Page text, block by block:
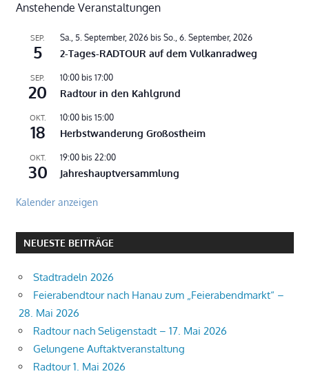
Anstehende Veranstaltungen
SEP.
5
Sa., 5. September, 2026bis So., 6. September, 2026
2-Tages-RADTOUR auf dem Vulkanradweg
SEP.
20
10:00bis 17:00
Radtour in den Kahlgrund
OKT.
18
10:00bis 15:00
Herbstwanderung Großostheim
OKT.
30
19:00bis 22:00
Jahreshauptversammlung
Kalender anzeigen
NEUESTE BEITRÄGE
Stadtradeln 2026
Feierabendtour nach Hanau zum „Feierabendmarkt“ –
28. Mai 2026
Radtour nach Seligenstadt – 17. Mai 2026
Gelungene Auftaktveranstaltung
Radtour 1. Mai 2026